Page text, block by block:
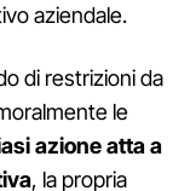
aziendale.
di restrizioni da
le
azione atta a
, la propria